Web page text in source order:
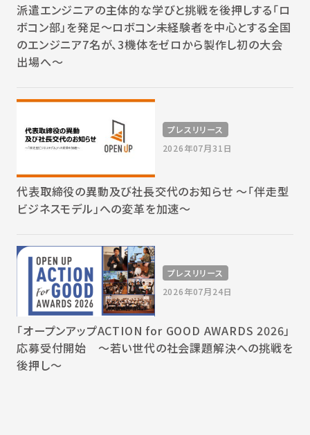
派遣エンジニアの主体的な学びと挑戦を後押しする「ロ
ボコン部」を発足～ロボコン未経験者を中心とする全国
のエンジニア7名が、3機体をゼロから製作し初の大会
出場へ～
プレスリリース
2026年07月31日
代表取締役の異動及び社長交代のお知らせ 〜「伴走型
ビジネスモデル」への変革を加速〜
プレスリリース
2026年07月24日
「オープンアップACTION for GOOD AWARDS 2026」
応募受付開始 〜若い世代の社会課題解決への挑戦を
後押し〜